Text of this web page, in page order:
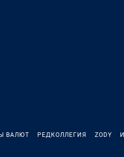
ВАЛЮТ РЕДКОЛЛЕГИЯ ZODY